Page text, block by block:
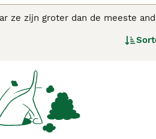
ze zijn groter dan de meeste
van de zwaarste
dit hondenras.